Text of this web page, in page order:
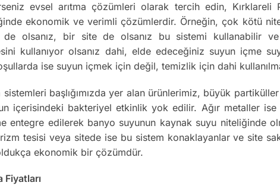
evsel arıtma çözümleri olarak tercih edin, Kırklareli
ekonomik ve verimli çözümlerdir. Örneğin, çok kötü
olsanız, bir site de olsanız bu sistemi kullanabilir ve
kullanıyor olsanız dahi, elde edeceğiniz suyun içme
ise suyun içmek için değil, temizlik için dahi
başlığımızda yer alan ürünlerimiz, büyük
içerisindeki bakteriyel etkinlik yok edilir. Ağır metaller ise
entegre edilerek banyo suyunun kaynak suyu niteliğinde
tesisi veya sitede ise bu sistem konaklayanlar ve site
ekonomik bir çözümdür.
Fiyatları